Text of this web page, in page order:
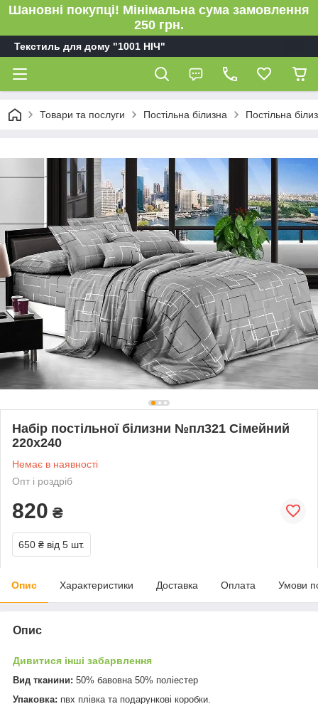
Шановні покупці! Мінімальна сума замовлення
250 грн.
Текстиль для дому "1001 НІЧ"
Товари та послуги Постільна білизна Постільна
Набір постільної білизни №пл321 Сімейний
220х240
Немає в наявності
Опт і роздріб
820 ₴
650 ₴ від 5 шт.
Опис Характеристики Доставка Оплата Умови
Опис
Дивитися інші забарвлення
Вид тканини: 50% бавовна 50% поліестер
Упаковка: пвх плівка та подарункові коробки.